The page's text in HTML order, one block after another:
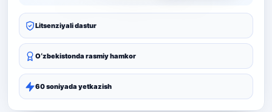
Litsenziyali dastur
Oʻzbekistonda rasmiy hamkor
60 soniyada yetkazish